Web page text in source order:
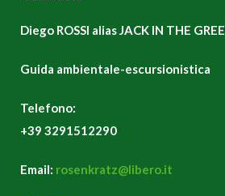
Diego ROSSI alias JACK IN THE
Guida ambientale-escursionistica
Telefono:
+39 3291512290
Email: rosenkratz@libero.it